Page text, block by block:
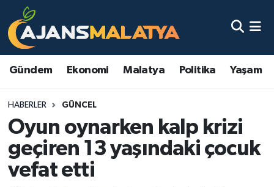
Gündem Ekonomi Malatya Politika Yaşam
HABERLER GÜNCEL
Oyun oynarken kalp krizi
geçiren 13 yaşındaki çocuk
vefat etti
Asayiş
Eğitim
Ekonomi
Gündem
Malatya Nöbetçi Eczaneler
Malatya Namaz Vakitleri
Malatya Trafik Yoğunluk Haritası
TFF 3.Lig 2.Grup Puan Durumu ve Fikstür